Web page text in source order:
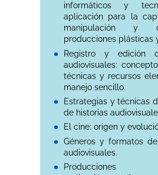
informáticos y
aplicación para la
manipulación y
producciones plásticas
Registro y edición
audiovisuales:
técnicas y recursos
manejo sencillo.
Estrategias y técnicas
de historias
El cine: origen y
Géneros y formatos
audiovisuales.
Producciones